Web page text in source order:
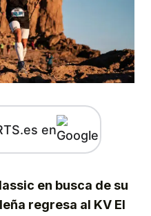
en
en busca de su
regresa al KV El